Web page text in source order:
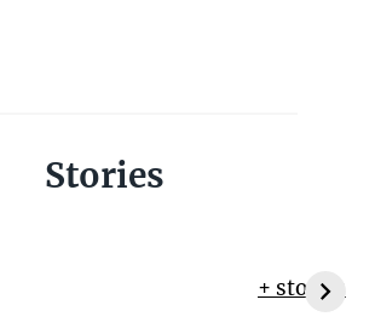
Stories
+ stories